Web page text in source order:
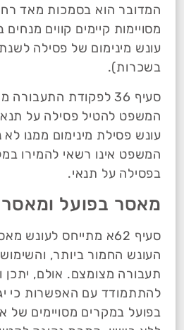
המדובר הוא בסמכות מאד
מסויימות קיימים קווים
עונש מינימום של פסילה
בשכרות).
סעיף 36 לפקודת
המשפט להטיל פסילה על
עונש פסילת מינימום ממנו לא
המשפט אינו רשאי להמירו
בפסילה על תנאי.
מאסר בפועל
סעיף 62א מתייחס לעונש
העונש החמור ביותר,
תעבורה מצומצם. אולם, יתכן
להתתמודד עם האפשרות כי
בפועל במקרים מסויימים של